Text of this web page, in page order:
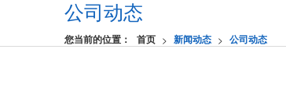
公司动态
您当前的位置： 首页 > 新闻动态 > 公司动态